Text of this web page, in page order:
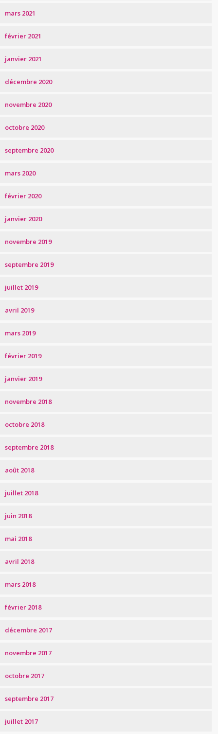
mars 2021
février 2021
janvier 2021
décembre 2020
novembre 2020
octobre 2020
septembre 2020
mars 2020
février 2020
janvier 2020
novembre 2019
septembre 2019
juillet 2019
avril 2019
mars 2019
février 2019
janvier 2019
novembre 2018
octobre 2018
septembre 2018
août 2018
juillet 2018
juin 2018
mai 2018
avril 2018
mars 2018
février 2018
décembre 2017
novembre 2017
octobre 2017
septembre 2017
juillet 2017